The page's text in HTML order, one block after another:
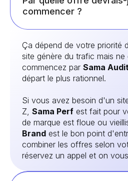
commencer ?
Ça dépend de votre priorité
site génère du trafic mais ne
commencez par Sama Audit
départ le plus rationnel.
Si vous avez besoin d'un
Z, Sama Perf est fait pour
de marque est floue ou
Brand est le bon point
combiner les offres selon
réservez un appel et on